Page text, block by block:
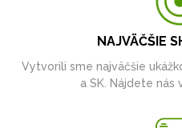
NAJVÄČŠIE
Vytvorili sme najväčšie
a SK. Nájdete nás